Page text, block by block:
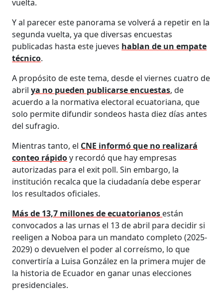
vuelta.
Y al parecer este panorama se volverá a repetir en la
segunda vuelta, ya que diversas encuestas
publicadas hasta este jueves hablan de un empate
técnico.
A propósito de este tema, desde el viernes cuatro de
abrilya no pueden publicarse encuestas, de
acuerdo a la normativa electoral ecuatoriana, que
solo permite difundir sondeos hasta diez días antes
del sufragio.
Mientras tanto, el CNE informó que no realizará
conteo rápidoy recordó que hay empresas
autorizadas para el exit poll. Sin embargo, la
institución recalca que la ciudadanía debe esperar
los resultados oficiales.
Más de 13,7 millones de ecuatorianos están
convocados a las urnas el 13 de abril para decidir si
reeligen a Noboa para un mandato completo (2025-
2029) o devuelven el poder al correísmo, lo que
convertiría a Luisa González en la primera mujer de
la historia de Ecuador en ganar unas elecciones
presidenciales.